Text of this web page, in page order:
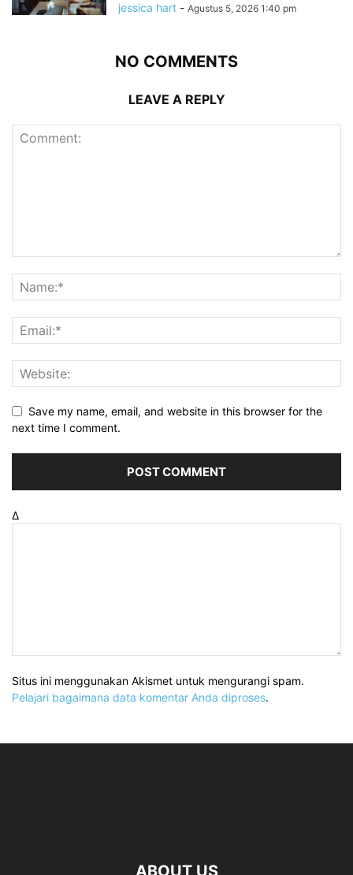
jessica hart - Agustus 5, 2026 1:40 pm
NO COMMENTS
LEAVE A REPLY
Save my name, email, and website in this browser for the
next time I comment.
Δ
Situs ini menggunakan Akismet untuk mengurangi spam.
Pelajari bagaimana data komentar Anda diproses.